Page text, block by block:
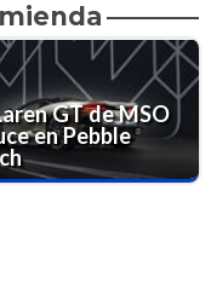
GT de MSO
en Pebble